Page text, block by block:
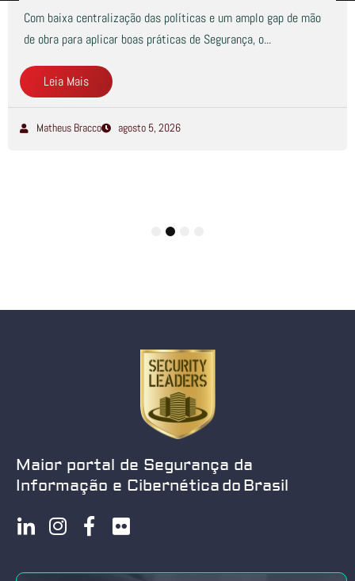
Com baixa centralização das políticas e um amplo gap de mão
de obra para aplicar boas práticas de Segurança, o...
Leia Mais
Matheus Bracco agosto 5, 2026
Maior portal de Segurança da
Informação e Cibernética do Brasil